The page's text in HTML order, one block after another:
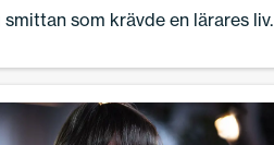
som krävde en lärares liv.